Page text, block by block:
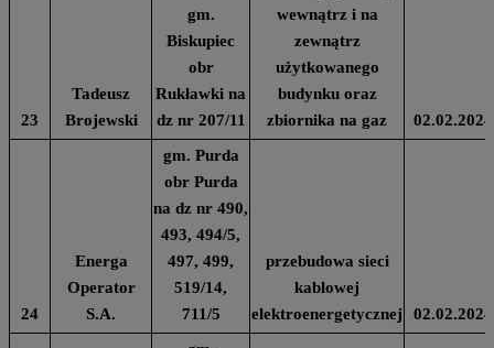
23
Tadeusz
Brojewski
gm.
Biskupiec
obr
Rukławki na
dz nr 207/11
wewnątrz i na
zewnątrz
użytkowanego
budynku oraz
zbiornika na gaz
02.02.2024
24
Energa
Operator
S.A.
gm. Purda
obr Purda
na dz nr 490,
493, 494/5,
497, 499,
519/14,
711/5
przebudowa sieci
kablowej
elektroenergetycznej
02.02.2024